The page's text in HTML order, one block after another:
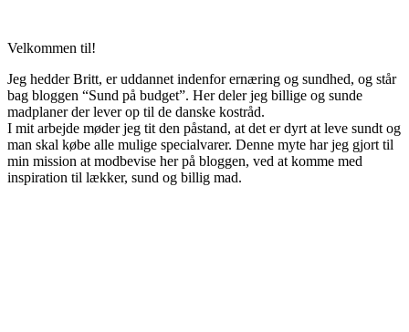
Velkommen til!
Jeg hedder Britt, er uddannet indenfor ernæring og sundhed, og står
bag bloggen “Sund på budget”. Her deler jeg billige og sunde
madplaner der lever op til de danske kostråd.
I mit arbejde møder jeg tit den påstand, at det er dyrt at leve sundt og
man skal købe alle mulige specialvarer. Denne myte har jeg gjort til
min mission at modbevise her på bloggen, ved at komme med
inspiration til lækker, sund og billig mad.